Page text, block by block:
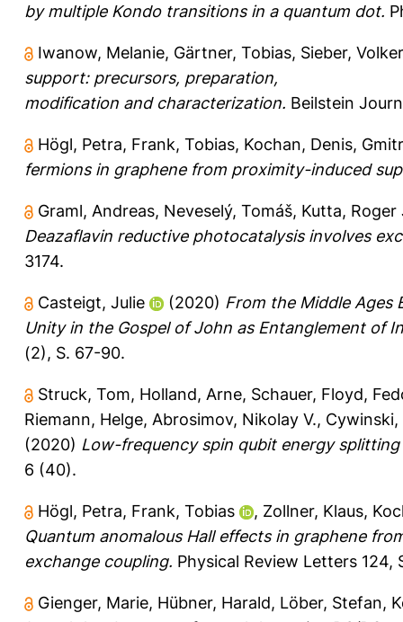
by multiple Kondo transitions in a quantum dot.
Iwanow, Melanie, Gärtner, Tobias, Sieber, Volker
support: precursors, preparation,
modification and characterization. Beilstein
Högl, Petra, Frank, Tobias, Kochan, Denis,
fermions in graphene from proximity-induced
Graml, Andreas, Neveselý, Tomáš, Kutta, Roger
Deazaflavin reductive photocatalysis involves
3174.
Casteigt, Julie (2020) From the Middle Ages
Unity in the Gospel of John as Entanglement of
(2), S. 67-90.
Struck, Tom, Holland, Arne, Schauer, Floyd,
Riemann, Helge, Abrosimov, Nikolay V., Cywinski,
(2020) Low-frequency spin qubit energy
6 (40).
Högl, Petra, Frank, Tobias , Zollner, Klaus,
Quantum anomalous Hall effects in graphene
exchange coupling. Physical Review Letters 124,
Gienger, Marie, Hübner, Harald, Löber, Stefan,